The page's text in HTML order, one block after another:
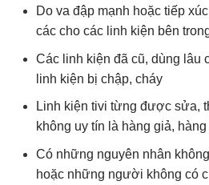
Do va đập mạnh hoặc tiếp
các cho các linh kiện bên
Các linh kiện đã cũ, dùng lâu
linh kiện bị chập, cháy
Linh kiện tivi từng được sửa,
không uy tín là hàng giả,
Có những nguyên nhân
hoặc những người không có